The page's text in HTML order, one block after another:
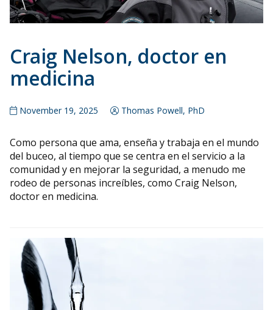
Craig Nelson, doctor en
medicina
November 19, 2025 Thomas Powell, PhD
Como persona que ama, enseña y trabaja en el mundo
del buceo, al tiempo que se centra en el servicio a la
comunidad y en mejorar la seguridad, a menudo me
rodeo de personas increíbles, como Craig Nelson,
doctor en medicina.